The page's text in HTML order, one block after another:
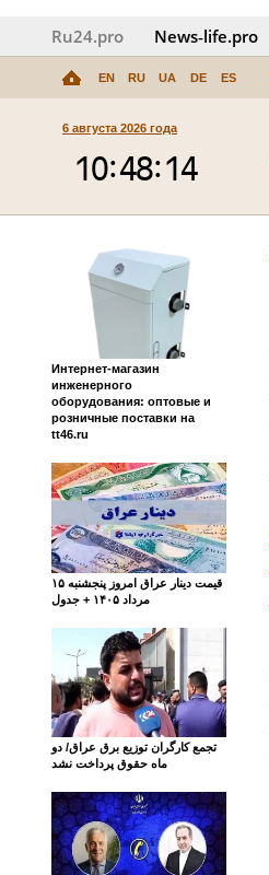
Ru24.pro News‑life.pro
EN RU UA DE ES
6 августа 2026 года
Интернет-магазин
инженерного
оборудования: оптовые и
розничные поставки на
tt46.ru
قیمت دینار عراق امروز پنجشنبه ۱۵
مرداد ۱۴۰۵ + جدول
تجمع کارگران توزیع برق عراق/ دو
ماه حقوق پرداخت نشد